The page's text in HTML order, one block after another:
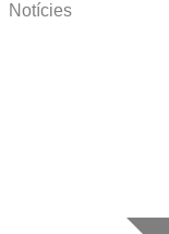
Notícies